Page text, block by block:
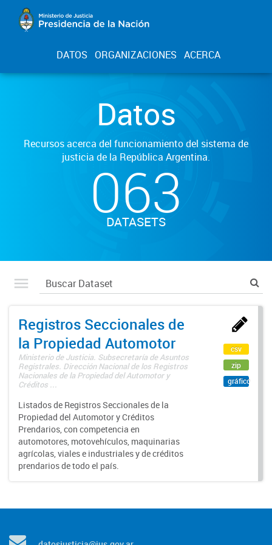
DATOS ORGANIZACIONES ACERCA
Datos
Recursos acerca del funcionamiento del sistema de
justicia de la República Argentina.
063
DATASETS
Registros Seccionales de
la Propiedad Automotor
Ministerio de Justicia. Subsecretaría de Asuntos
Registrales. Dirección Nacional de los Registros
Nacionales de la Propiedad del Automotor y
Créditos ...
Listados de Registros Seccionales de la
Propiedad del Automotor y Créditos
Prendarios, con competencia en
automotores, motovehículos, maquinarias
agrícolas, viales e industriales y de créditos
prendarios de todo el país.
csv
zip
gráfico